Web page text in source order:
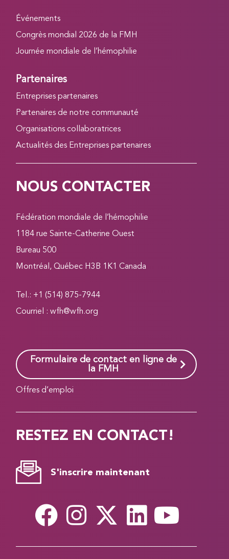
Événements
Congrès mondial 2026 de la FMH
Journée mondiale de l’hémophilie
Partenaires
Entreprises partenaires
Partenaires de notre communauté
Organisations collaboratrices
Actualités des Entreprises partenaires
NOUS CONTACTER
Fédération mondiale de l’hémophilie
1184 rue Sainte-Catherine Ouest
Bureau 500
Montréal, Québec H3B 1K1 Canada
Tel.: +1 (514) 875-7944
Courriel :wfh@wfh.org
Formulaire de contact en ligne de
la FMH
Offres d’emploi
RESTEZ EN CONTACT!
S'inscrire maintenant